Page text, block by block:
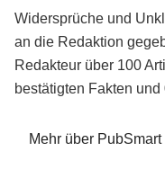
Widersprüche und
an die Redaktion
Redakteur über 100
bestätigten Fakten
Mehr über PubSmart